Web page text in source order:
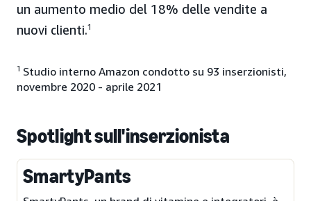
un aumento medio del 18% delle vendite a
nuovi clienti.1
1 Studio interno Amazon condotto su 93 inserzionisti,
novembre 2020 - aprile 2021
Spotlight sull'inserzionista
SmartyPants